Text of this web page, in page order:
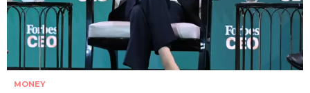
MONEY